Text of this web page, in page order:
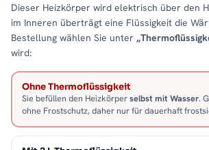
Dieser Heizkörper wird elektrisch über den
im Inneren überträgt eine Flüssigkeit die
Bestellung wählen Sie unter
wird:
Ohne Thermoflüssigkeit
Sie befüllen den Heizkörperselbst mit Wasser.
ohne Frostschutz, daher nur für dauerhaft